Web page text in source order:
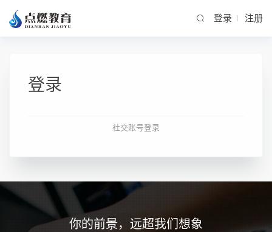
登录 注册
登录
社交账号登录
你的前景，远超我们想象